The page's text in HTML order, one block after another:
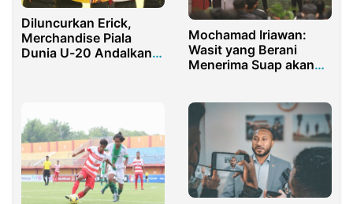
Diluncurkan Erick,
Merchandise Piala
Dunia U-20 Andalkan
Mochamad Iriawan:
Wasit yang Berani
Menerima Suap akan